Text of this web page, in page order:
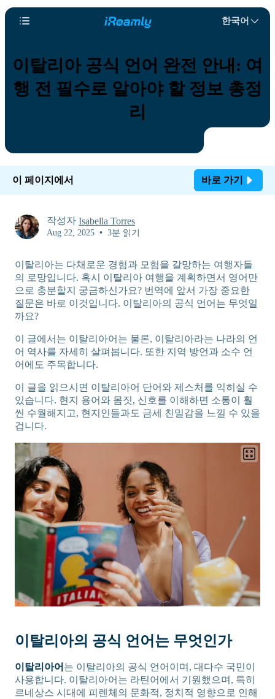
한국어
이탈리아 공식 언어 완전 안내: 여
행 전 필수로 알아야 할 정보 총정
리
이 페이지에서 바로 가기
작성자 Isabella Torres
Aug 22, 2025 • 3분 읽기
이탈리아는 다채로운 경험과 모험을 갈망하는 여행자들
의 로망입니다. 혹시 이탈리아 여행을 계획하면서 영어만
으로 충분할지 궁금하신가요? 번역에 앞서 가장 중요한
질문은 바로 이것입니다. 이탈리아의 공식 언어는 무엇일
까요?
이 글에서는 이탈리아어는 물론, 이탈리아라는 나라의 언
어 역사를 자세히 살펴봅니다. 또한 지역 방언과 소수 언
어에도 주목합니다.
이 글을 읽으시면 이탈리아어 단어와 제스처를 익히실 수
있습니다. 현지 용어와 몸짓, 신호를 이해하면 소통이 훨
씬 수월해지고, 현지인들과도 금세 친밀감을 느낄 수 있을
겁니다.
이탈리아의 공식 언어는 무엇인가
이탈리아어 는 이탈리아의 공식 언어이며, 대다수 국민이
사용합니다. 이탈리아어는 라틴어에서 기원했으며, 특히
르네상스 시대에 피렌체의 문화적, 정치적 영향으로 인해